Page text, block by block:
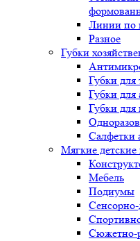
Линии по
Разное
Губки
Губки для
Губки для
Губки
Салфетки
Мягкие
Мебель
Подиумы
Сенсорно-
Сюжетно-